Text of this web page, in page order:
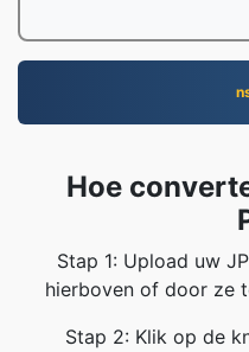
Hoe
Stap 1: Upload uw
hierboven of door ze
Stap 2: Klik op de